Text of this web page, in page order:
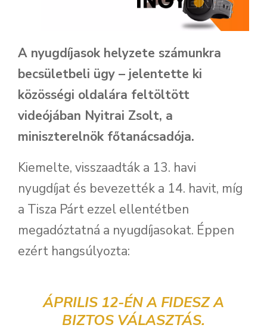
A nyugdíjasok helyzete számunkra
becsületbeli ügy – jelentette ki
közösségi oldalára feltöltött
videójában Nyitrai Zsolt, a
miniszterelnök főtanácsadója.
Kiemelte, visszaadták a 13. havi
nyugdíjat és bevezették a 14. havit, míg
a Tisza Párt ezzel ellentétben
megadóztatná a nyugdíjasokat. Éppen
ezért hangsúlyozta:
ÁPRILIS 12-ÉN A FIDESZ A
BIZTOS VÁLASZTÁS.